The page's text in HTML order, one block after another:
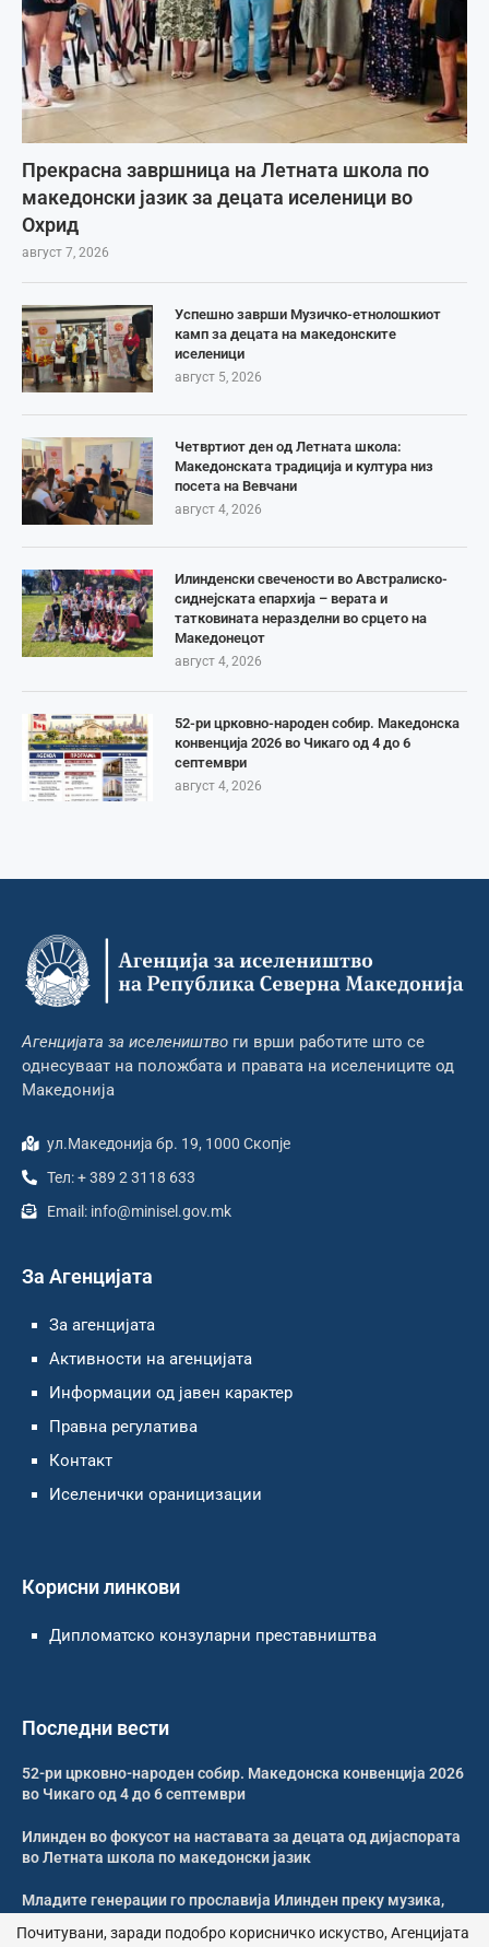
Прекрасна завршница на Летната школа по
македонски јазик за децата иселеници во
Охрид
август 7, 2026
Успешно заврши Музичко-етнолошкиот
камп за децата на македонските
иселеници
август 5, 2026
Четвртиот ден од Летната школа:
Македонската традиција и култура низ
посета на Вевчани
август 4, 2026
Илинденски свечености во Австралиско-
сиднејската епархија – верата и
татковината неразделни во срцето на
Македонецот
август 4, 2026
52-ри црковно-народен собир. Македонска
конвенција 2026 во Чикаго од 4 до 6
септември
август 4, 2026
Агенцијата за иселеништво ги врши работите што се
однесуваат на положбата и правата на иселениците од
Македонија
ул.Македонија бр. 19, 1000 Скопје
Тел: + 389 2 3118 633
Email: info@minisel.gov.mk
За Агенцијата
За агенцијата
Активности на агенцијата
Информации од јавен карактер
Правна регулатива
Контакт
Иселенички ораницизации
Корисни линкови
Дипломатско конзуларни преставништва
Последни вести
52-ри црковно-народен собир. Македонска конвенција 2026
во Чикаго од 4 до 6 септември
Илинден во фокусот на наставата за децата од дијаспората
во Летната школа по македонски јазик
Младите генерации го прославија Илинден преку музика,
Почитувани, заради подобро корисничко искуство, Агенцијата